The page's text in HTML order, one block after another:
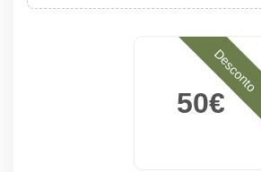
50€
Desconto